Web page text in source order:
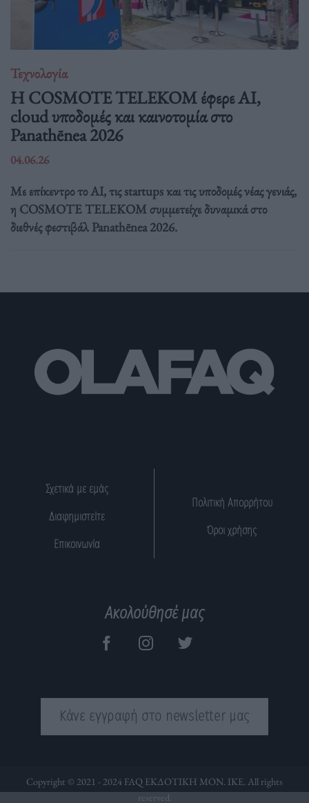
Τεχνολογία
Η COSMOTE TELEKOM έφερε AI,
cloud υποδομές και καινοτομία στο
Panathēnea 2026
04.06.26
Με επίκεντρο το AI, τις startups και τις υποδομές νέας γενιάς,
η COSMOTE TELEKOM συμμετείχε δυναμικά στο
διεθνές φεστιβάλ Panathēnea 2026.
Σχετικά με εμάς
Διαφημιστείτε
Επικοινωνία
Πολιτική Απορρήτου
Όροι χρήσης
Ακολούθησέ μας
Κάνε εγγραφή στο newsletter μας
Copyright © 2021 - 2024 FAQ ΕΚΔΟΤΙΚΗ ΜΟΝ. ΙΚΕ. All rights
reserved.